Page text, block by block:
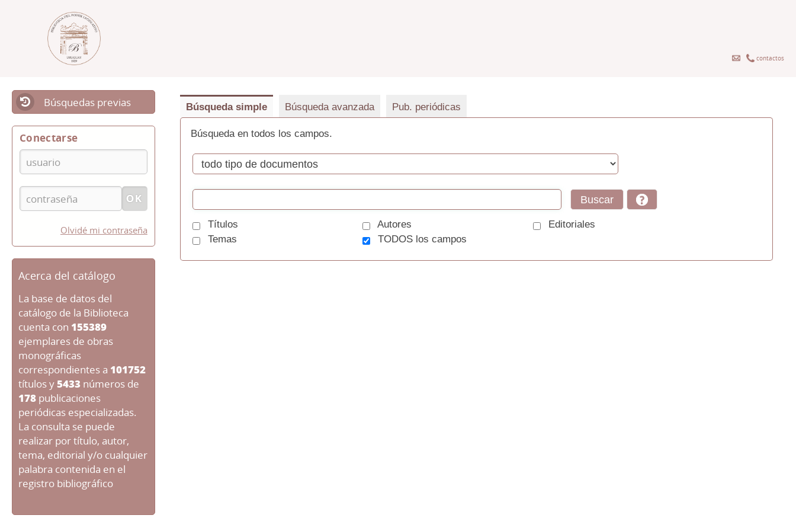
contactos
Búsqueda simple Búsqueda avanzada Pub. periódicas
Búsqueda en todos los campos.
Títulos Autores
Editoriales
Temas
TODOS los campos
Búsquedas previas
Conectarse
Olvidé mi contraseña
Acerca del catálogo
La base de datos del
catálogo de la Biblioteca
cuenta con 155389
ejemplares de obras
monográficas
correspondientes a 101752
títulos y5433 números de
178 publicaciones
periódicas especializadas.
La consulta se puede
realizar por título, autor,
tema, editorial y/o cualquier
palabra contenida en el
registro bibliográfico